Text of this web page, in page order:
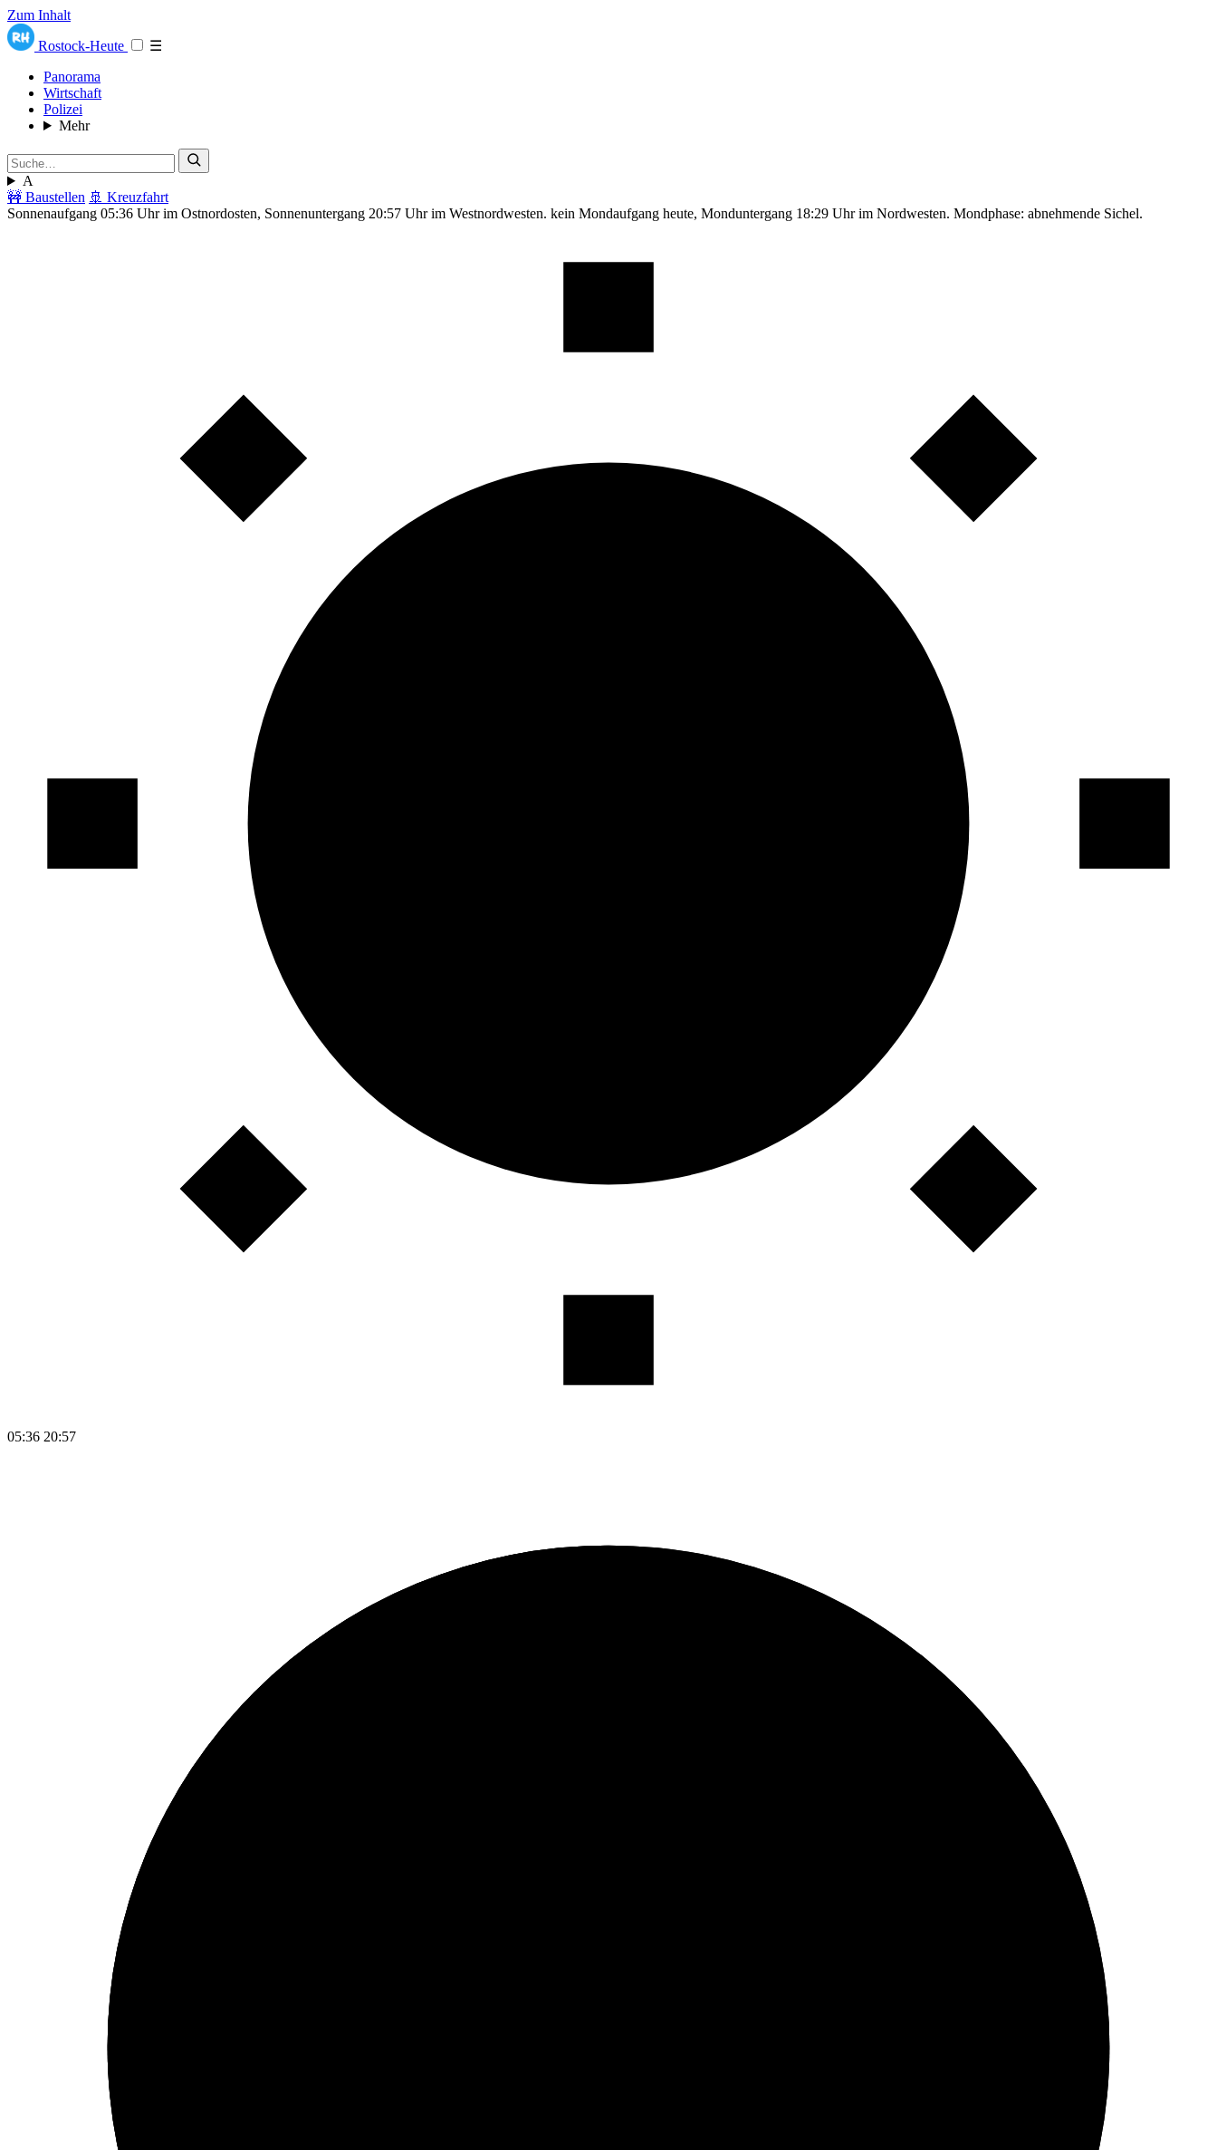
Zum Inhalt
Rostock-Heute
☰
Panorama
Wirtschaft
Polizei
Mehr
A
🚧 Baustellen 🚢 Kreuzfahrt
Sonnenaufgang 05:36 Uhr im Ostnordosten, Sonnenuntergang 20:57 Uhr im Westnordwesten. kein Mondaufgang heute, Monduntergang 18:29 Uhr im Nordwesten. Mondphase: abnehmende Sichel.
05:36 20:57